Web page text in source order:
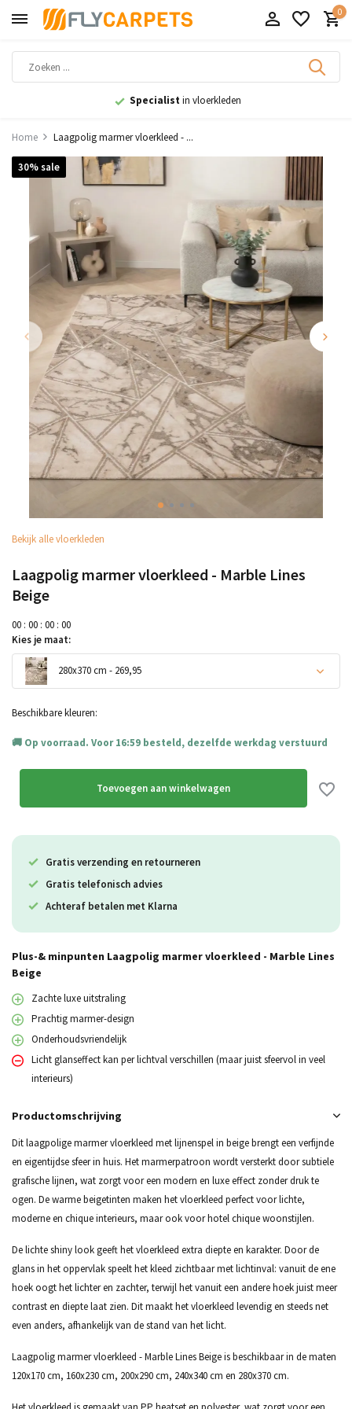
0
9,1uit 11.000+ beoordelingen
Home Laagpolig marmer vloerkleed - ...
30% sale
Bekijk alle vloerkleden
Laagpolig marmer vloerkleed - Marble Lines
Beige
00 : 00 : 00 : 00
Kies je maat:
280x370 cm - 269,95
Beschikbare kleuren:
Op voorraad. Voor 16:59 besteld, dezelfde werkdag verstuurd
Toevoegen aan winkelwagen
Gratis verzending en retourneren
Gratis telefonisch advies
Achteraf betalen met Klarna
Plus-& minpunten Laagpolig marmer vloerkleed - Marble Lines
Beige
Zachte luxe uitstraling
Prachtig marmer-design
Onderhoudsvriendelijk
Licht glanseffect kan per lichtval verschillen (maar juist sfeervol in veel
interieurs)
Productomschrijving
Dit laagpolige marmer vloerkleed met lijnenspel in beige brengt een verfijnde
en eigentijdse sfeer in huis. Het marmerpatroon wordt versterkt door subtiele
grafische lijnen, wat zorgt voor een modern en luxe effect zonder druk te
ogen. De warme beigetinten maken het vloerkleed perfect voor lichte,
moderne en chique interieurs, maar ook voor hotel chique woonstijlen.
De lichte shiny look geeft het vloerkleed extra diepte en karakter. Door de
glans in het oppervlak speelt het kleed zichtbaar met lichtinval: vanuit de ene
hoek oogt het lichter en zachter, terwijl het vanuit een andere hoek juist meer
contrast en diepte laat zien. Dit maakt het vloerkleed levendig en steeds net
even anders, afhankelijk van de stand van het licht.
Laagpolig marmer vloerkleed - Marble Lines Beige is beschikbaar in de maten
120x170 cm, 160x230 cm, 200x290 cm, 240x340 cm en 280x370 cm.